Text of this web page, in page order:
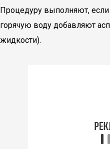
Процедуру выполняют,
горячую воду добавляют
жидкости).